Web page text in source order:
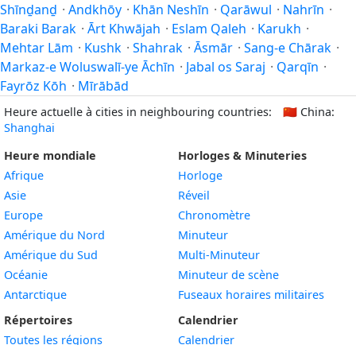
Shīnḏanḏ · Andkhōy · Khān Neshīn · Qarāwul · Nahrīn ·
Baraki Barak · Ārt Khwājah · Eslam Qaleh · Karukh ·
Mehtar Lām · Kushk · Shahrak · Āsmār · Sang-e Chārak ·
Markaz-e Woluswalī-ye Āchīn · Jabal os Saraj · Qarqīn ·
Fayrōz Kōh · Mīrābād
Heure actuelle à cities in neighbouring countries: 🇨🇳 China:
Shanghai
Heure mondiale
Afrique
Asie
Europe
Amérique du Nord
Amérique du Sud
Océanie
Antarctique
Répertoires
Toutes les régions
Horloges & Minuteries
Horloge
Réveil
Chronomètre
Minuteur
Multi-Minuteur
Minuteur de scène
Fuseaux horaires militaires
Calendrier
Calendrier